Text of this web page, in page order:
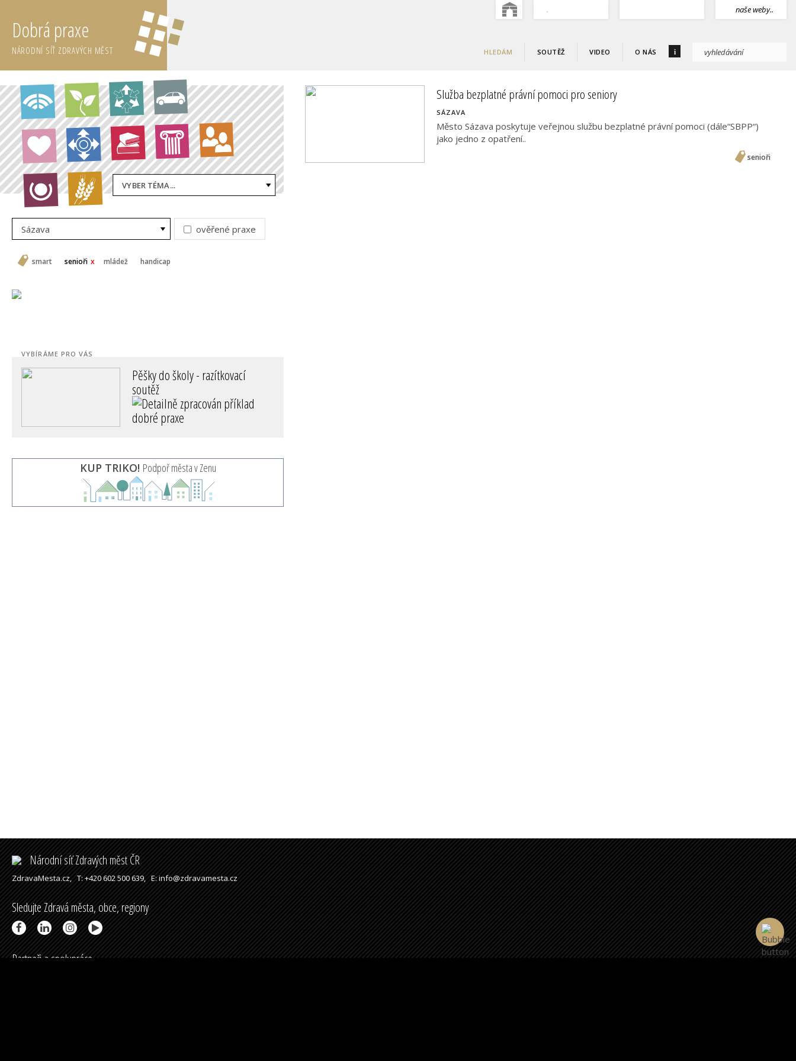
naše weby..
.
Dobrá praxe
NÁRODNÍ SÍŤ ZDRAVÝCH MĚST HLEDÁM SOUTĚŽ VIDEO O NÁS i
VYBER TÉMA...
Sázava ověřené praxe
smart senioři mládež handicap
VYBÍRÁME PRO VÁS
Pěšky do školy - razítkovací
soutěž
KUP TRIKO! Podpoř města v Zenu
Služba bezplatné právní pomoci pro seniory
SÁZAVA
Město Sázava poskytuje veřejnou službu bezplatné právní pomoci (dále“SBPP“)
jako jedno z opatření..
senioři
Národní síť Zdravých měst ČR
ZdravaMesta.cz,T: +420 602 500 639,E: info@zdravamesta.cz
Sledujte Zdravá města, obce, regiony
Partneři a spolupráce